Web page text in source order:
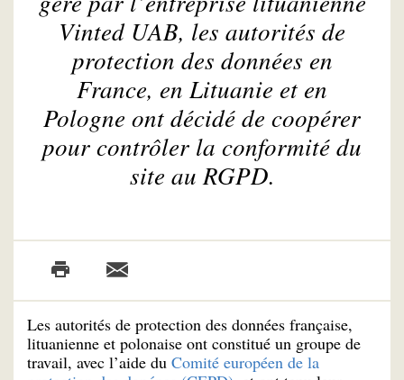
Vinted UAB, les autorités de
protection des données en
France, en Lituanie et en
Pologne ont décidé de coopérer
pour contrôler la conformité du
site au RGPD.
Les autorités de protection des données française,
lituanienne et polonaise ont constitué un groupe de
travail, avec l’aide du Comité européen de la